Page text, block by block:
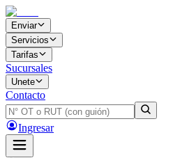
Enviar
Servicios
Tarifas
Sucursales
Unete
Contacto
Ingresar